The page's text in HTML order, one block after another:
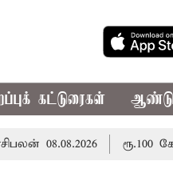
கட்டுரைகள் ஆண்டு
ரூ.100